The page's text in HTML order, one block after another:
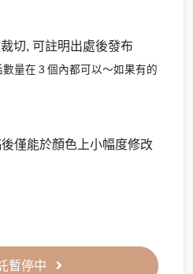
切, 可註明出處後發布
量在３個內都可以～如果有的
僅能於顏色上小幅度修改
暫停中